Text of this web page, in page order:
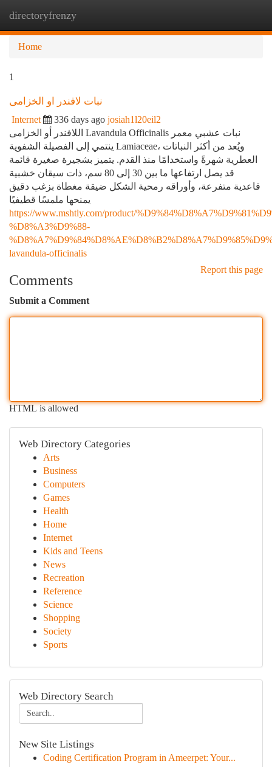
directoryfrenzy
Home
1
نبات لافندر او الخزامى
Internet 336 days ago josiah1l20eil2
اللافندر أو الخزامى Lavandula Officinalis نبات عشبي معمر
ينتمي إلى الفصيلة الشفوية Lamiaceae، ويُعد من أكثر النباتات
العطرية شهرةً واستخدامًا منذ القدم. يتميز بشجيرة صغيرة قائمة
قد يصل ارتفاعها ما بين 30 إلى 80 سم، ذات سيقان خشبية
قاعدية متفرعة، وأوراقه رمحية الشكل ضيقة مغطاة بزغب دقيق
يمنحها ملمسًا قطيفيًا
https://www.mshtly.com/product/
%D8%A3%D9%88-
lavandula-officinalis
Report this page
Comments
Submit a Comment
HTML is allowed
Web Directory Categories
Arts
Business
Computers
Games
Health
Home
Internet
Kids and Teens
News
Recreation
Reference
Science
Shopping
Society
Sports
Web Directory Search
New Site Listings
Coding Certification Program in Ameerpet: Your...